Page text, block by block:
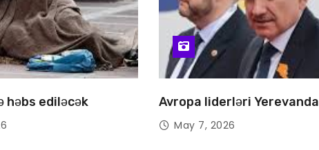
həbs ediləcək Avropa liderləri Yerevanda
May 7, 2026